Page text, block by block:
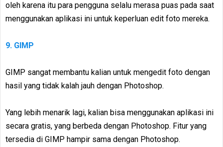
oleh karena itu para pengguna selalu merasa puas pada saat
menggunakan aplikasi ini untuk keperluan edit foto mereka.
9. GIMP
GIMP sangat membantu kalian untuk mengedit foto dengan
hasil yang tidak kalah jauh dengan Photoshop.
Yang lebih menarik lagi, kalian bisa menggunakan aplikasi ini
secara gratis, yang berbeda dengan Photoshop. Fitur yang
tersedia di GIMP hampir sama dengan Photoshop.